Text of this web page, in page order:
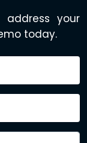
your
today.